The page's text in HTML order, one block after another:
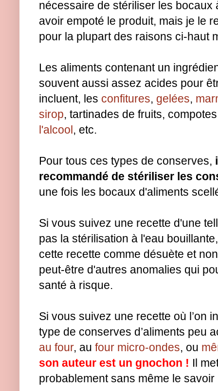
nécessaire de stériliser les bocaux
avoir empoté le produit, mais je le
pour la plupart des raisons ci-haut
Les aliments contenant un
souvent aussi assez acides pour
incluent, les confitures, gelées,
sirop, tartinades de fruits,
l'alcool, etc.
Pour tous ces types de conserves,
recommandé de stériliser les
une fois les bocaux d'aliments
Si vous suivez une recette d'une
pas la stérilisation à l'eau
cette recette comme désuète et
peut-être d'autres anomalies qui
santé à risque.
Si vous suivez une recette où l’on
type de conserves d’aliments peu
au four, au four micro-ondes, ou
son auteur est un gnochon ! Il
probablement sans même le savoir